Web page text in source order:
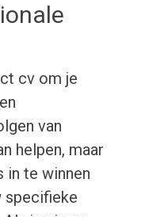
cv om je
van
helpen, maar
in te winnen
specifieke